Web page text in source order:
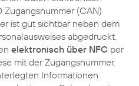
(CAN)
ist gut sichtbar neben dem
abgedruckt.
elektronisch über NFC per
mit der Zugangsnummer.
Informationen